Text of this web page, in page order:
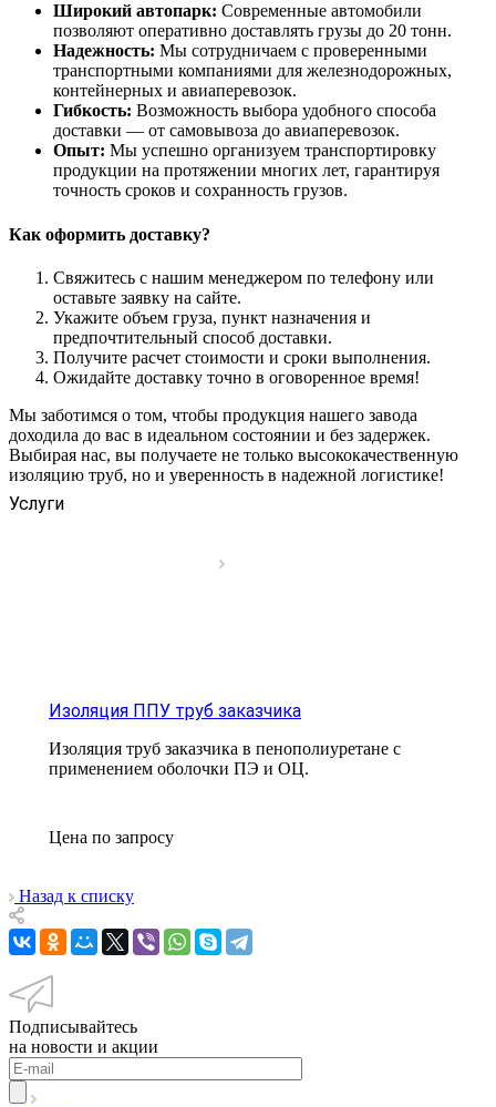
Широкий автопарк: Современные автомобили
позволяют оперативно доставлять грузы до 20 тонн.
Надежность: Мы сотрудничаем с проверенными
транспортными компаниями для железнодорожных,
контейнерных и авиаперевозок.
Гибкость: Возможность выбора удобного способа
доставки — от самовывоза до авиаперевозок.
Опыт: Мы успешно организуем транспортировку
продукции на протяжении многих лет, гарантируя
точность сроков и сохранность грузов.
Как оформить доставку?
Свяжитесь с нашим менеджером по телефону или
оставьте заявку на сайте.
Укажите объем груза, пункт назначения и
предпочтительный способ доставки.
Получите расчет стоимости и сроки выполнения.
Ожидайте доставку точно в оговоренное время!
Мы заботимся о том, чтобы продукция нашего завода
доходила до вас в идеальном состоянии и без задержек.
Выбирая нас, вы получаете не только высококачественную
изоляцию труб, но и уверенность в надежной логистике!
Услуги
Изоляция ППУ труб заказчика
Изоляция труб заказчика в пенополиуретане с
применением оболочки ПЭ и ОЦ.
Цена по запросу
Назад к списку
Подписывайтесь
на новости и акции